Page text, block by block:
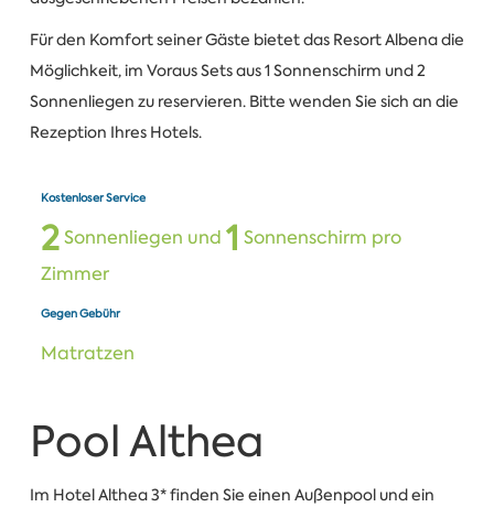
Für den Komfort seiner Gäste bietet das Resort Albena die
Möglichkeit, im Voraus Sets aus 1 Sonnenschirm und 2
Sonnenliegen zu reservieren. Bitte wenden Sie sich an die
Rezeption Ihres Hotels.
Kostenloser Service
2Sonnenliegen und 1 Sonnenschirm pro
Zimmer
Gegen Gebühr
Matratzen
Pool Althea
Im Hotel Althea 3* finden Sie einen Außenpool und ein